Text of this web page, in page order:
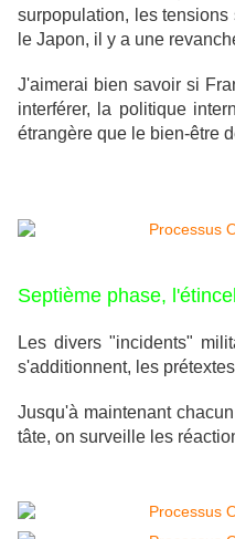
surpopulation, les
le Japon, il y a une
J'aimerai bien savoir si
interférer, la politique
étrangère que le bien-être
Septième phase,
Les divers "incidents"
s'additionnent, les
Jusqu'à maintenant
tâte, on surveille les